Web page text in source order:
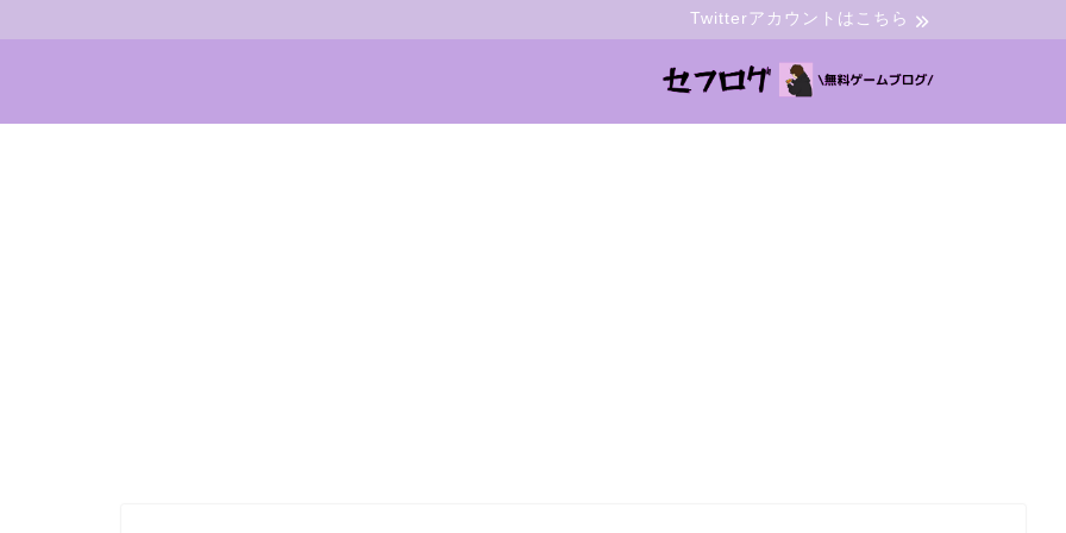
Twitterアカウントはこちら